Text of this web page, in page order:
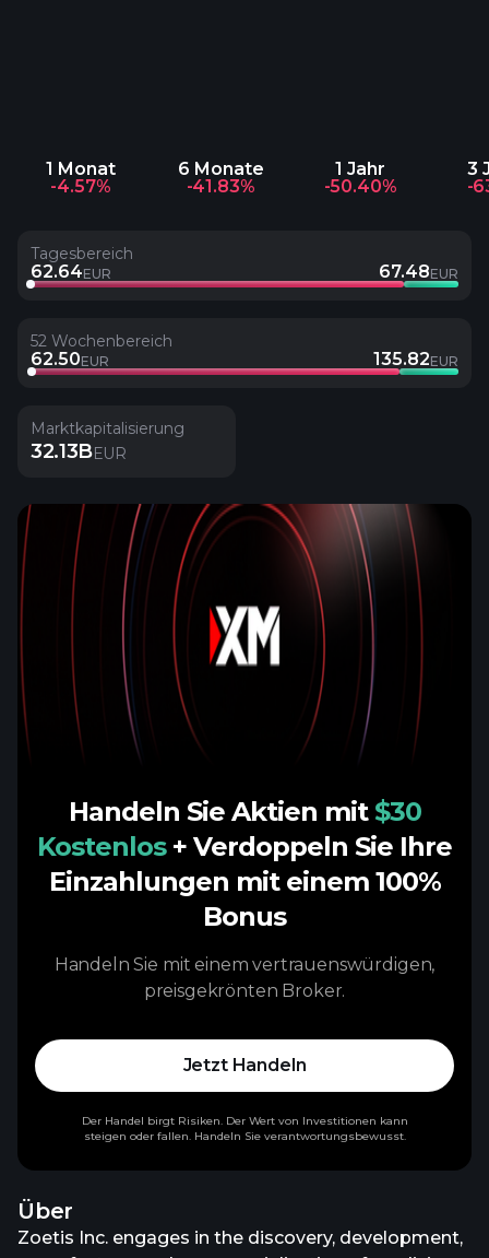
1 Monat
-4.57%
6 Monate
-41.83%
1 Jahr
-50.40%
3
-
Tagesbereich
62.64EUR 67.48EUR
52 Wochenbereich
62.50EUR 135.82EUR
Marktkapitalisierung
32.13BEUR
Über
Zoetis Inc. engages in the discovery, development,
Handeln Sie Aktien mit $30
Kostenlos + Verdoppeln Sie Ihre
Einzahlungen mit einem 100%
Bonus
Handeln Sie mit einem vertrauenswürdigen,
preisgekrönten Broker.
Jetzt Handeln
Der Handel birgt Risiken. Der Wert von Investitionen kann
steigen oder fallen. Handeln Sie verantwortungsbewusst.